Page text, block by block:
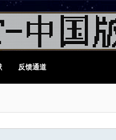
反馈通道